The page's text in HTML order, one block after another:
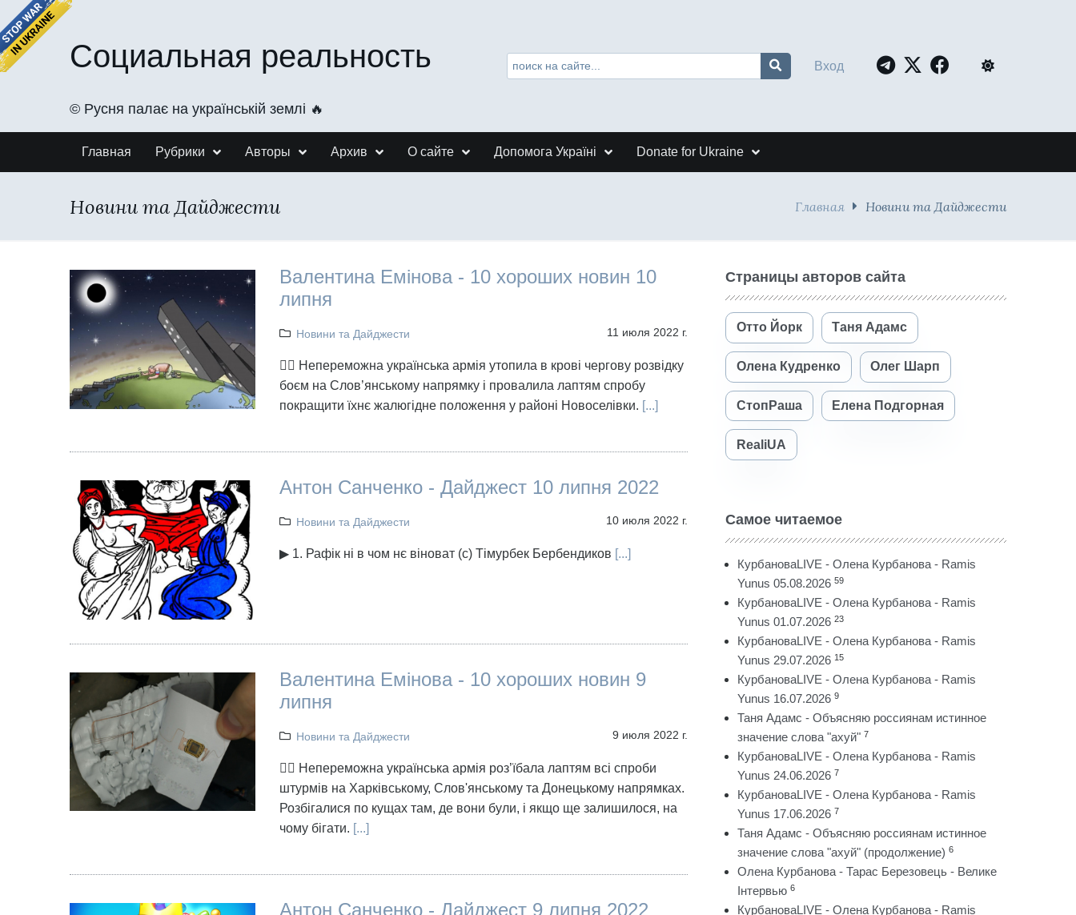
Социальная реальность
©️ Русня палає на українській землі 🔥
Вход
Главная Рубрики Авторы Архив О сайте Допомога Україні Donate for Ukraine
Новини та Дайджести Главная Новини та Дайджести
Валентина Емінова - 10 хороших новин 10
липня
Новини та Дайджести 11 июля 2022 г.
👉🏻 Непереможна українська армія утопила в крові чергову розвідку
боєм на Слов’янському напрямку і провалила лаптям спробу
покращити їхнє жалюгідне положення у районі Новоселівки. [...]
Антон Санченко - Дайджест 10 липня 2022
Новини та Дайджести 10 июля 2022 г.
▶ 1. Рафік ні в чом нє віноват (с) Тімурбек Бербендиков [...]
Валентина Емінова - 10 хороших новин 9
липня
Новини та Дайджести 9 июля 2022 г.
👉🏻 Непереможна українська армія роз’їбала лаптям всі спроби
штурмів на Харківському, Слов'янському та Донецькому напрямках.
Розбігалися по кущах там, де вони були, і якщо ще залишилося, на
чому бігати. [...]
Антон Санченко - Дайджест 9 липня 2022
Страницы авторов сайта
Отто Йорк Таня Адамс
Олена Кудренко Олег Шарп
СтопРаша Елена Подгорная
RealiUA
Самое читаемое
КурбановаLIVE - Олена Курбанова - Ramis
Yunus 05.08.2026 59
КурбановаLIVE - Олена Курбанова - Ramis
Yunus 01.07.2026 23
КурбановаLIVE - Олена Курбанова - Ramis
Yunus 29.07.2026 15
КурбановаLIVE - Олена Курбанова - Ramis
Yunus 16.07.2026 9
Таня Адамс - Объясняю россиянам истинное
значение слова "ахуй" 7
КурбановаLIVE - Олена Курбанова - Ramis
Yunus 24.06.2026 7
КурбановаLIVE - Олена Курбанова - Ramis
Yunus 17.06.2026 7
Таня Адамс - Объясняю россиянам истинное
значение слова "ахуй" (продолжение) 6
Олена Курбанова - Тарас Березовець - Велике
Інтервью 6
КурбановаLIVE - Олена Курбанова - Ramis